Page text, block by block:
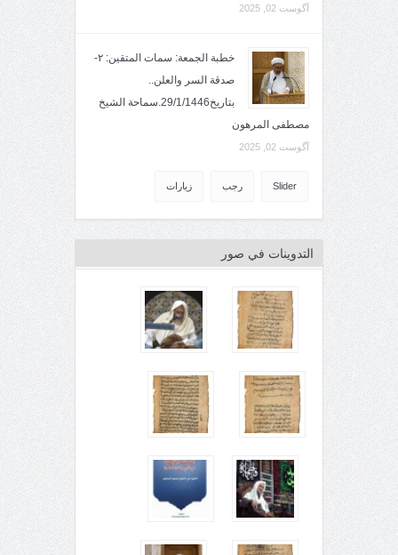
آگوست 02, 2025
خطبة الجمعة: سمات المتقين: ٢-
صدقة السر والعلن..
بتاريخ29/1/1446.سماحة الشيخ
مصطفى المرهون
آگوست 02, 2025
Slider رجب زيارات
التدوينات في صور